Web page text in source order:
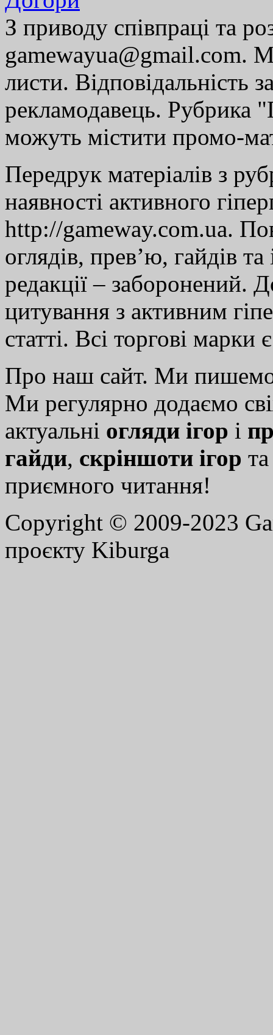
З приводу співпраці та
gamewayua@gmail.com.
листи. Відповідальність
рекламодавець. Рубрика
можуть містити промо-
Передрук матеріалів з
наявності активного
http://gameway.com.ua.
оглядів, прев’ю, гайдів
редакції – заборонений.
цитування з активним
статті. Всі торгові марки
Про наш сайт. Ми
Ми регулярно додаємо
актуальні огляди ігор і
гайди, скріншоти ігор
приємного читання!
Copyright © 2009-2023
проєкту Kiburga